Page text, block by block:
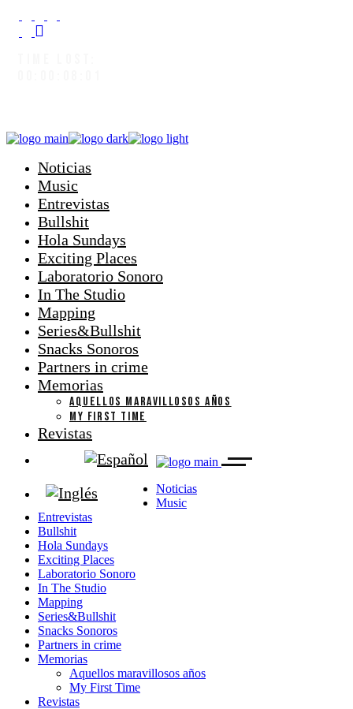
Noticias
Music
Entrevistas
Bullshit
Hola Sundays
Exciting Places
Laboratorio Sonoro
In The Studio
Mapping
Series&Bullshit
Snacks Sonoros
Partners in crime
Memorias
AQUELLOS MARAVILLOSOS AÑOS
MY FIRST TIME
Revistas
Noticias
Music
Entrevistas
Bullshit
Hola Sundays
Exciting Places
Laboratorio Sonoro
In The Studio
Mapping
Series&Bullshit
Snacks Sonoros
Partners in crime
Memorias
Aquellos maravillosos años
My First Time
Revistas